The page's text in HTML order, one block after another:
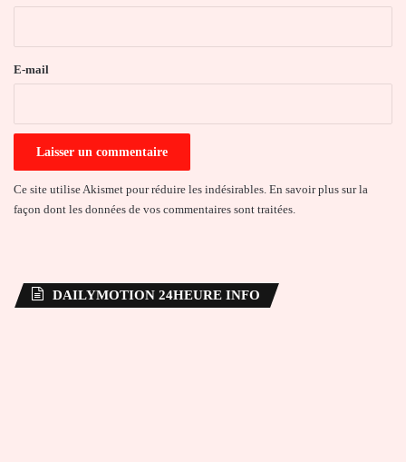
e
E-mail
Ce site utilise Akismet pour réduire les indésirables. En savoir plus sur la
façon dont les données de vos commentaires sont traitées
DAILYMOTION 24HEURE INFO